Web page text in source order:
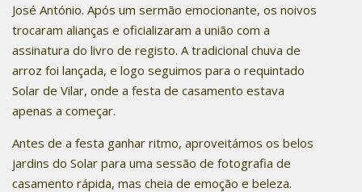
José António. Após um sermão emocionante, os noivos
trocaram alianças e oficializaram a união com a
assinatura do livro de registo. A tradicional chuva de
arroz foi lançada, e logo seguimos para o requintado
Solar de Vilar, onde a festa de casamento estava
apenas a começar.
Antes de a festa ganhar ritmo, aproveitámos os belos
jardins do Solar para uma sessão de fotografia de
casamento rápida, mas cheia de emoção e beleza.